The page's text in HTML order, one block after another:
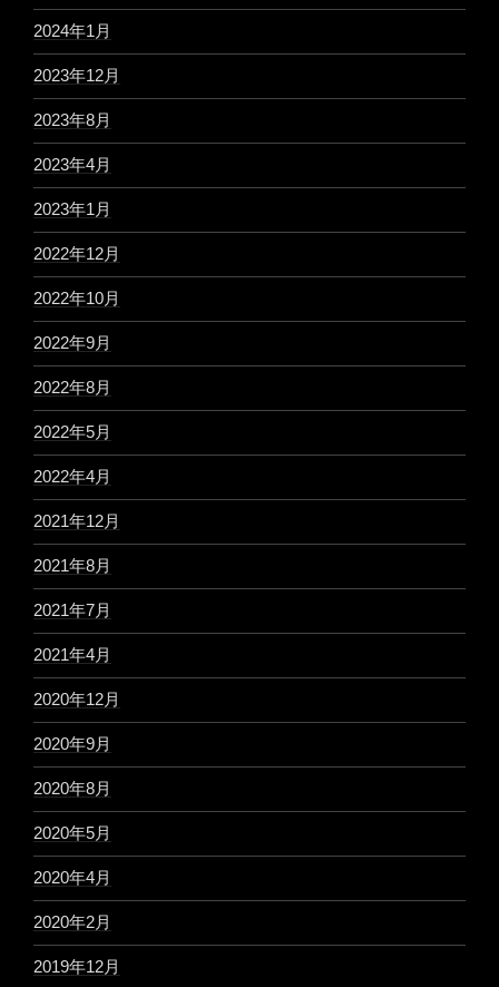
2024年1月
2023年12月
2023年8月
2023年4月
2023年1月
2022年12月
2022年10月
2022年9月
2022年8月
2022年5月
2022年4月
2021年12月
2021年8月
2021年7月
2021年4月
2020年12月
2020年9月
2020年8月
2020年5月
2020年4月
2020年2月
2019年12月